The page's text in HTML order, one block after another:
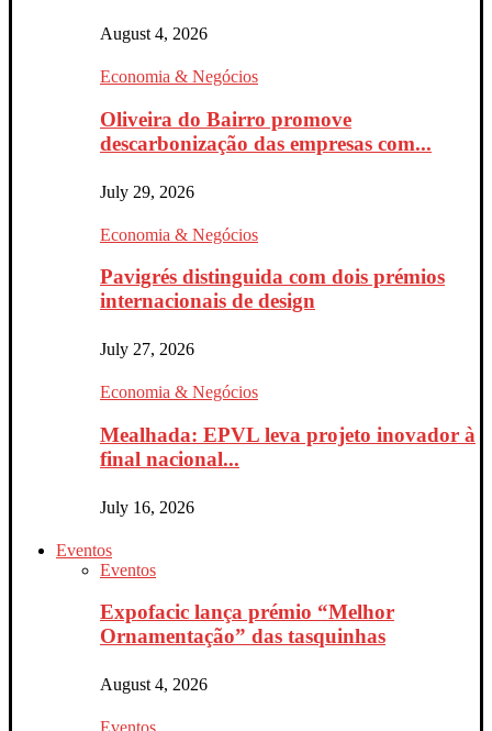
August 4, 2026
Economia & Negócios
Oliveira do Bairro promove
descarbonização das empresas com...
July 29, 2026
Economia & Negócios
Pavigrés distinguida com dois prémios
internacionais de design
July 27, 2026
Economia & Negócios
Mealhada: EPVL leva projeto inovador à
final nacional...
July 16, 2026
Eventos
Eventos
Expofacic lança prémio “Melhor
Ornamentação” das tasquinhas
August 4, 2026
Eventos